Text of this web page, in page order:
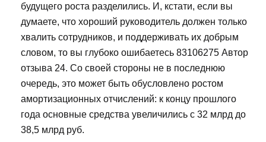
будущего роста разделились. И, кстати, если вы
думаете, что хороший руководитель должен только
хвалить сотрудников, и поддерживать их добрым
словом, то вы глубоко ошибаетесь 83106275 Автор
отзыва 24. Со своей стороны не в последнюю
очередь, это может быть обусловлено ростом
амортизационных отчислений: к концу прошлого
года основные средства увеличились с 32 млрд до
38,5 млрд руб.